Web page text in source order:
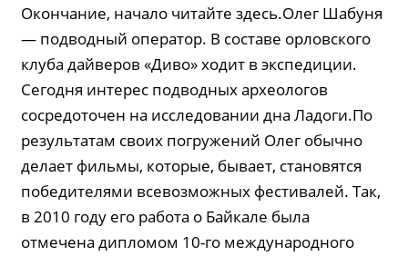
Окончание, начало читайте здесь.Олег Шабуня
— подводный оператор. В составе орловского
клуба дайверов «Диво» ходит в экспедиции.
Сегодня интерес подводных археологов
сосредоточен на исследовании дна Ладоги.По
результатам своих погружений Олег обычно
делает фильмы, которые, бывает, становятся
победителями всевозможных фестивалей. Так,
в 2010 году его работа о Байкале была
отмечена дипломом 10-го международного